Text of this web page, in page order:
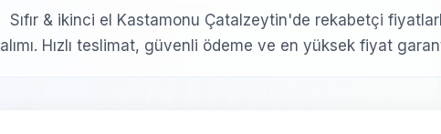
Sıfır & ikinci el Kastamonu Çatalzeytin'de rekabetçi
alımı. Hızlı teslimat, güvenli ödeme ve en yüksek fiyat